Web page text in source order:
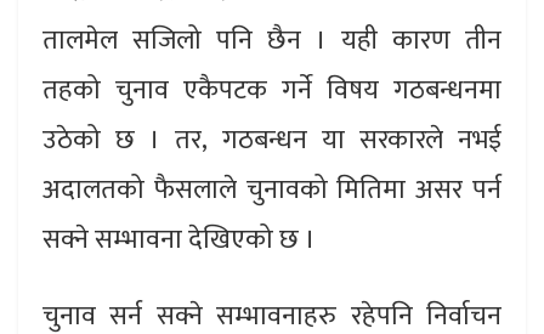
तालमेल सजिलो पनि छैन । यही कारण तीन
तहको चुनाव एकैपटक गर्ने विषय गठबन्धनमा
उठेको छ । तर, गठबन्धन या सरकारले नभई
अदालतको फैसलाले चुनावको मितिमा असर पर्न
सक्ने सम्भावना देखिएको छ ।
चुनाव सर्न सक्ने सम्भावनाहरु रहेपनि निर्वाचन